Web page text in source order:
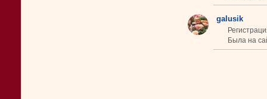
galusik
Была на